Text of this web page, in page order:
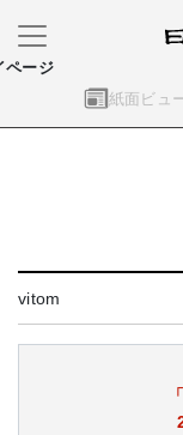
紙面ビュ
ページ
vitom